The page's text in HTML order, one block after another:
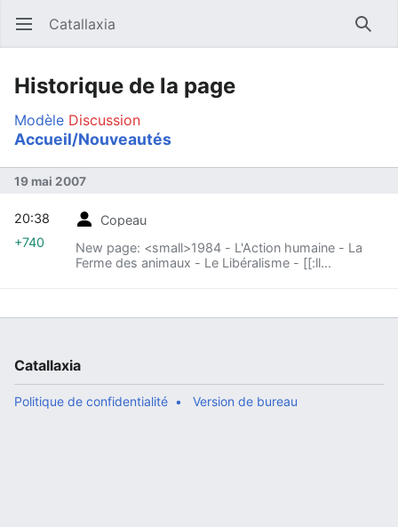
Ouvrir le menu principal Catallaxia
Historique de la page
Modèle Discussion
Accueil/Nouveautés
19 mai 2007
Copeau
New page: <small>1984 - L'Action humaine - La
Ferme des animaux - Le Libéralisme - [[:ll...
20:38
+740
Catallaxia
Politique de confidentialité Version de bureau